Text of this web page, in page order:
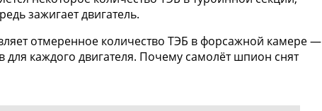
зажигает двигатель.
отмеренное количество ТЭБ в форсажной камере —
для каждого двигателя. Почeму самолёт шпион снят